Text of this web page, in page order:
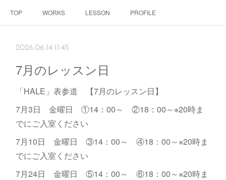
TOP WORKS LESSON PROFILE
2026.06.14 11:45
7月のレッスン日
「HALE」表参道 【7月のレッスン日】
7月3日 金曜日 ①14：00～ ②18：00～※20時ま
でにご入室ください
7月10日 金曜日 ③14：00～ ④18：00～※20時ま
でにご入室ください
7月24日 金曜日 ⑤14：00～ ⑥18：00～※20時ま